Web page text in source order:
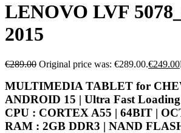
LENOVO LVF
2015
€289.00 Original price was: €289.00.€249.00
MULTIMEDIA TABLET for
ANDROID 15 | Ultra Fast Loading
CPU : CORTEX A55 | 64BIT |
RAM : 2GB DDR3 | NAND